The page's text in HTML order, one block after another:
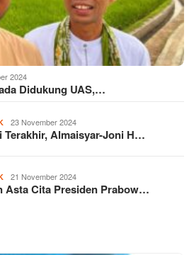
2024
Didukung UAS,…
23 November 2024
Terakhir, Almaisyar-Joni H…
21 November 2024
Asta Cita Presiden Prabow…